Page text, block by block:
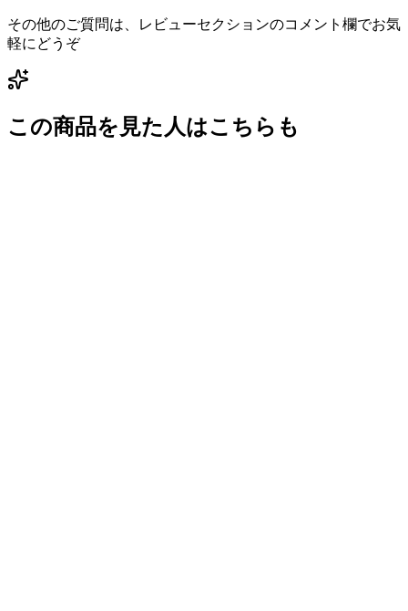
その他のご質問は、レビューセクションのコメント欄でお気
軽にどうぞ
この商品を見た人はこちらも